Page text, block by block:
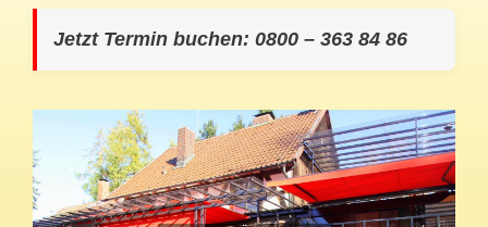
Jetzt Termin buchen: 0800 – 363 84 86